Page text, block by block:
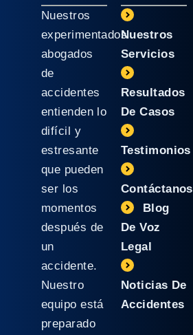
Nuestros
experimentados
abogados
de
accidentes
entienden lo
difícil y
estresante
que pueden
ser los
momentos
después de
un
accidente.
Nuestro
equipo está
preparado
Nuestros
Servicios
Resultados
De Casos
Testimonios
Contáctanos
Blog
De Voz
Legal
Noticias De
Accidentes